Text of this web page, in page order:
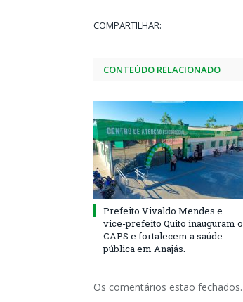
COMPARTILHAR:
CONTEÚDO RELACIONADO
Prefeito Vivaldo Mendes e
vice-prefeito Quito inauguram o
CAPS e fortalecem a saúde
pública em Anajás.
Os comentários estão fechados.